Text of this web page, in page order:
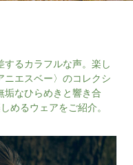
るカラフルな声。楽し
ニエスベー〉のコレクシ
垢なひらめきと響き合
めるウェアをご紹介。